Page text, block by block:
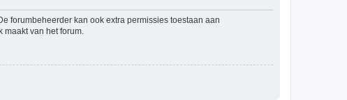
forumbeheerder kan ook extra permissies toestaan aan
van het forum.